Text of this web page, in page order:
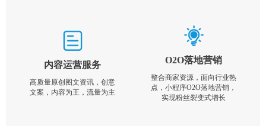
内容运营服务
高质量原创图文资讯，创意
文案，内容为王，流量为主
O2O落地营销
整合商家资源，面向行业热
点，小程序O2O落地营销，
实现粉丝裂变式增长